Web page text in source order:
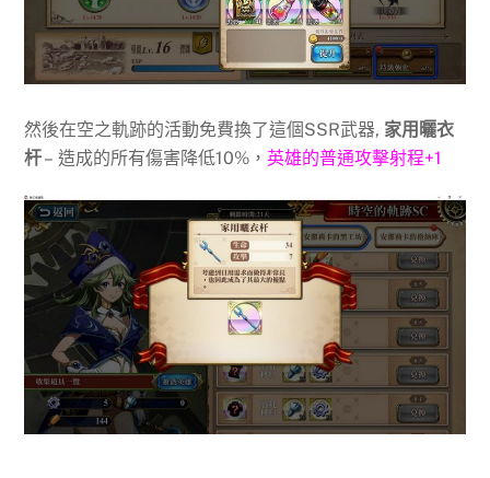
然後在空之軌跡的活動免費換了這個SSR武器, 家用曬衣
杆– 造成的所有傷害降低10%，英雄的普通攻擊射程+1